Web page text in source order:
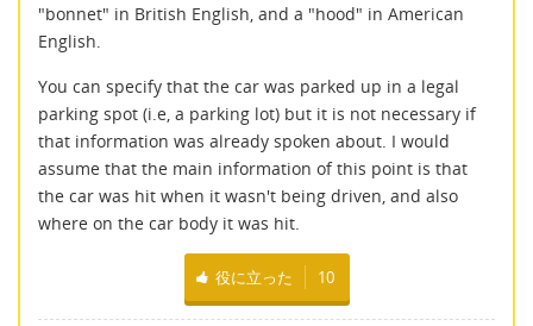
"bonnet" in British English, and a "hood" in American
English.
You can specify that the car was parked up in a legal
parking spot (i.e, a parking lot) but it is not necessary if
that information was already spoken about. I would
assume that the main information of this point is that
the car was hit when it wasn't being driven, and also
where on the car body it was hit.
役に立った 10